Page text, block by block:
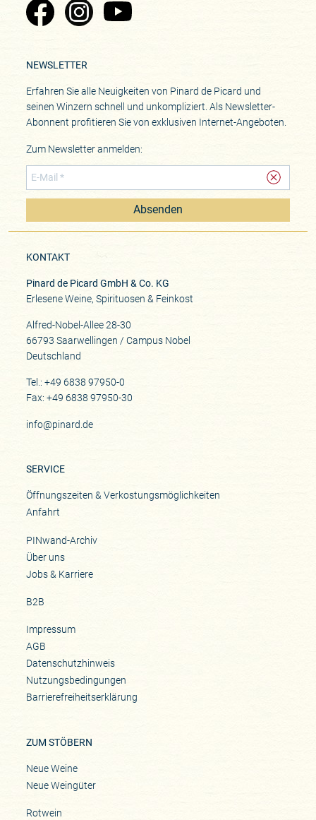
Zu Pinard's Facebook-Seite
Zu Pinard's Instagram-Seite
Zu Pinard's YouTube-Seite
NEWSLETTER
Erfahren Sie alle Neuigkeiten von Pinard de Picard und
seinen Winzern schnell und unkompliziert. Als Newsletter-
Abonnent profitieren Sie von exklusiven Internet-Angeboten.
Zum Newsletter anmelden:
Absenden
KONTAKT
Pinard de Picard GmbH & Co. KG
Erlesene Weine, Spirituosen & Feinkost
Alfred-Nobel-Allee 28-30
66793 Saarwellingen / Campus Nobel
Deutschland
Tel.: +49 6838 97950-0
Fax: +49 6838 97950-30
info@pinard.de
SERVICE
Öffnungszeiten & Verkostungsmöglichkeiten
Anfahrt
PINwand-Archiv
Über uns
Jobs & Karriere
B2B
Impressum
AGB
Datenschutzhinweis
Nutzungsbedingungen
Barrierefreiheitserklärung
ZUM STÖBERN
Neue Weine
Neue Weingüter
Rotwein